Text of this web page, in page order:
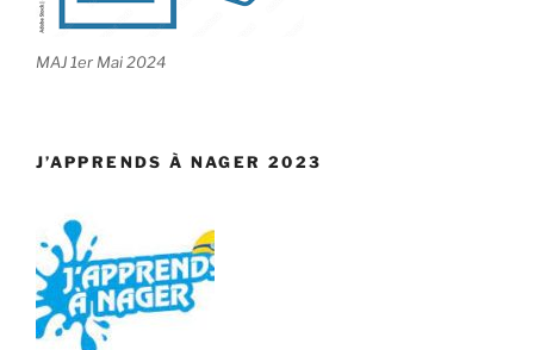
MAJ 1er Mai 2024
J’APPRENDS À NAGER 2023